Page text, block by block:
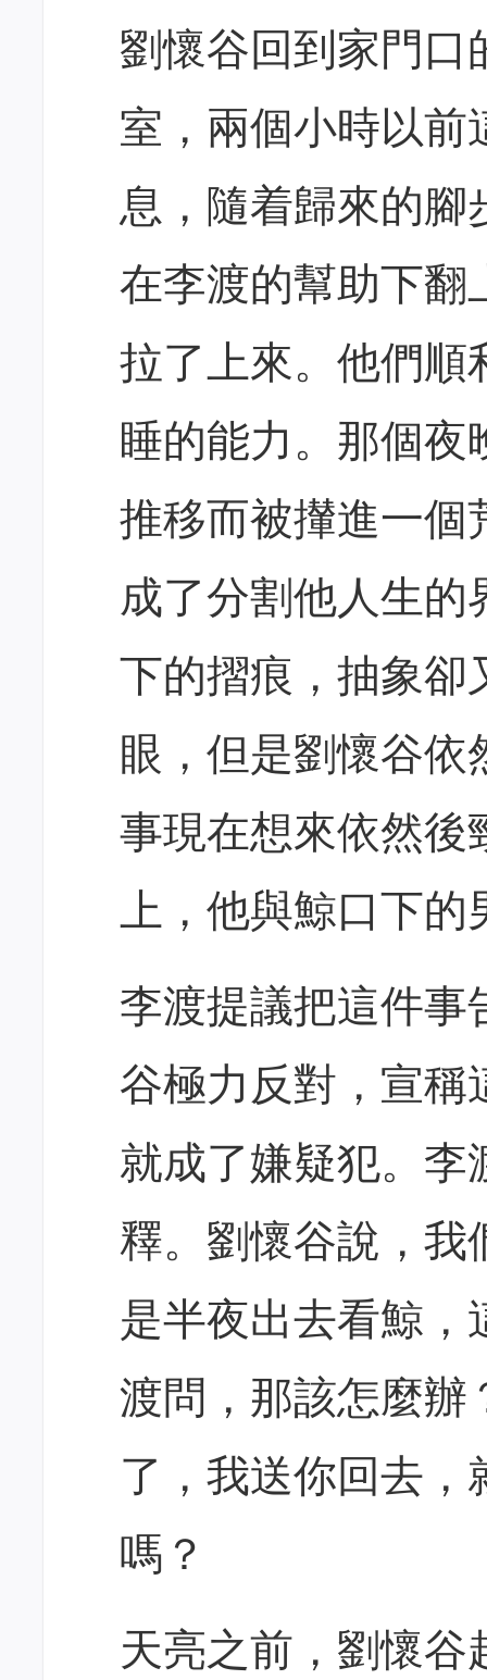
劉懷谷回到家門口
室，兩個小時以前
息，隨着歸來的腳
在李渡的幫助下翻
拉了上來。他們順
睡的能力。那個
推移而被攆進一個
成了分割他人生
下的摺痕，抽象卻
眼，但是劉懷谷
事現在想來依然後
上，他與鯨口下
李渡提議把這件事
谷極力反對，宣稱
就成了嫌疑犯。李
釋。劉懷谷說，我
是半夜出去看鯨，
渡問，那該怎麼辦
了，我送你回去，
嗎？
天亮之前，劉懷谷